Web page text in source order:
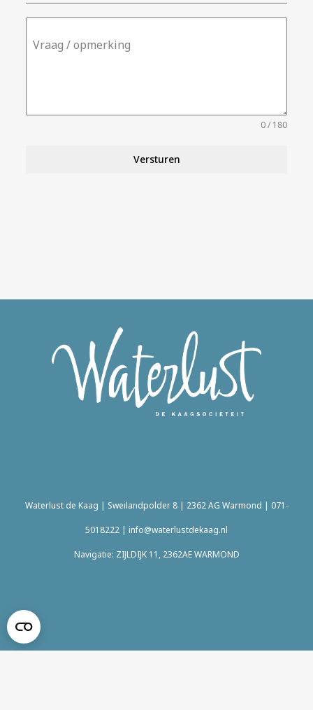
Vraag / opmerking
0 / 180
Versturen
Waterlust de Kaag | Sweilandpolder 8 | 2362 AG Warmond | 071-
5018222 | info@waterlustdekaag.nl
Navigatie: ZIJLDIJK 11, 2362AE WARMOND